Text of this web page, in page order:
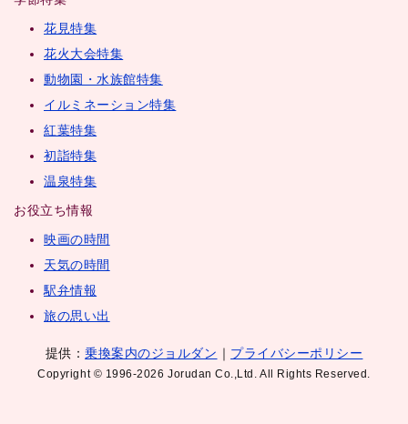
花見特集
花火大会特集
動物園・水族館特集
イルミネーション特集
紅葉特集
初詣特集
温泉特集
お役立ち情報
映画の時間
天気の時間
駅弁情報
旅の思い出
提供：乗換案内のジョルダン ｜ プライバシーポリシー
Copyright © 1996-2026 Jorudan Co.,Ltd. All Rights Reserved.